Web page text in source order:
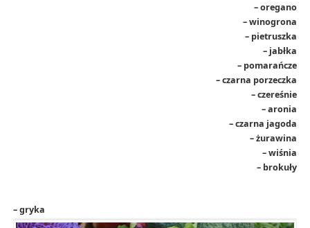
– oregano
– winogrona
– pietruszka
– jabłka
– pomarańcze
– czarna porzeczka
– czereśnie
– aronia
– czarna jagoda
– żurawina
– wiśnia
– brokuły
– gryka